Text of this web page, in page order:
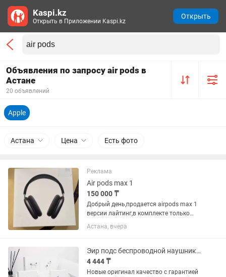
Объявления по запросу air pods в
Астане
20 объявлений
Apple
Астана Цена Есть фото
Реклама
Air pods max 1
150 000 ₸
Добрый день,продается airpods max 1
версии лайтинг,в комплекте только
коробка,по корпусу есть мелкие
царапины,звук грамотный,шумо
Астана, вчера
Эир подс беспроводной наушники airpods pro airpods про 1/2/3/4 аирподс эйр
4 444 ₸
Новые оригинал качество с гарантией
Kaspi.kz
Открыть в Приложении Kaspi.kz
Открыть